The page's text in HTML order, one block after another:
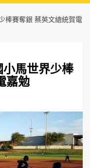
棒賽奪銀 蔡英文總統賀電
馬世界少棒
嘉勉